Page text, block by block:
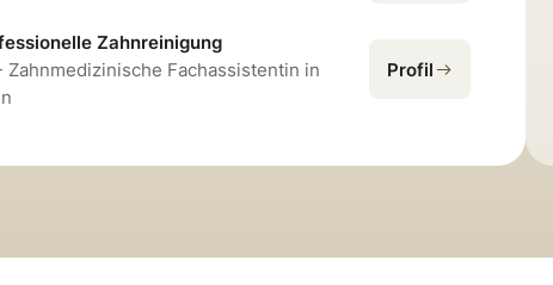
Zahnreinigung
Zahnmedizinische Fachassistentin in
Profil